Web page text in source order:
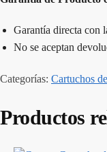
Garantía directa con
No se aceptan
Categorías: Cartuchos
Productos